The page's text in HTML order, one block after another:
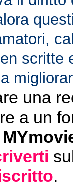
scritte
una
a un
.